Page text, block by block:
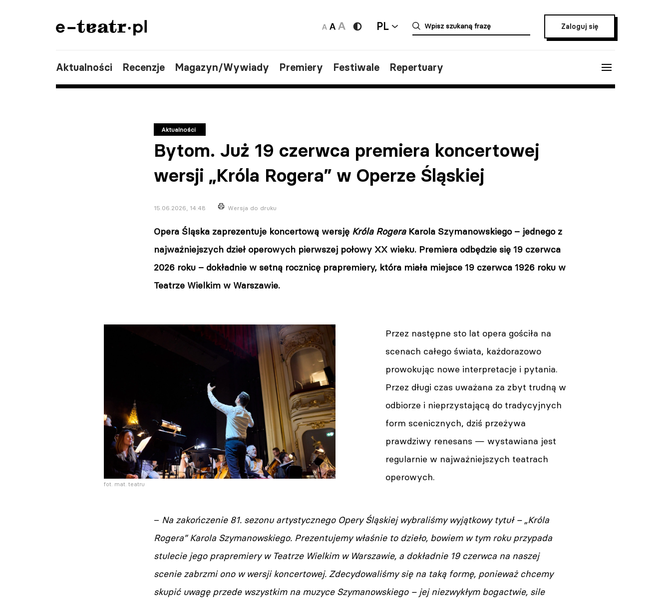
PL Zaloguj się
Aktualności Recenzje Magazyn/Wywiady Premiery Festiwale Repertuary
Aktualności
Bytom. Już 19 czerwca premiera koncertowej
wersji „Króla Rogera” w Operze Śląskiej
15.06.2026, 14:48 Wersja do druku
Opera Śląska zaprezentuje koncertową wersję Króla RogeraKarola Szymanowskiego – jednego z
najważniejszych dzieł operowych pierwszej połowy XX wieku. Premiera odbędzie się 19 czerwca
2026 roku – dokładnie w setną rocznicę prapremiery, która miała miejsce 19 czerwca 1926 roku w
Teatrze Wielkim w Warszawie.
fot. mat. teatru
Przez następne sto lat opera gościła na
scenach całego świata, każdorazowo
prowokując nowe interpretacje i pytania.
Przez długi czas uważana za zbyt trudną w
odbiorze i nieprzystającą do tradycyjnych
form scenicznych, dziś przeżywa
prawdziwy renesans — wystawiana jest
regularnie w najważniejszych teatrach
operowych.
– Na zakończenie 81. sezonu artystycznego Opery Śląskiej wybraliśmy wyjątkowy tytuł – „Króla
Rogera” Karola Szymanowskiego. Prezentujemy właśnie to dzieło, bowiem w tym roku przypada
stulecie jego prapremiery w Teatrze Wielkim w Warszawie, a dokładnie 19 czerwca na naszej
scenie zabrzmi ono w wersji koncertowej. Zdecydowaliśmy się na taką formę, ponieważ chcemy
skupić uwagę przede wszystkim na muzyce Szymanowskiego – jej niezwykłym bogactwie, sile